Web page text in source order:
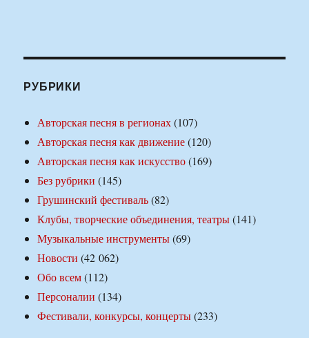
РУБРИКИ
Авторская песня в регионах(107)
Авторская песня как движение(120)
Авторская песня как искусство(169)
Без рубрики (145)
Грушинский фестиваль(82)
Клубы, творческие объединения, театры(141)
Музыкальные инструменты(69)
Новости (42 062)
Обо всем(112)
Персоналии (134)
Фестивали, конкурсы, концерты(233)